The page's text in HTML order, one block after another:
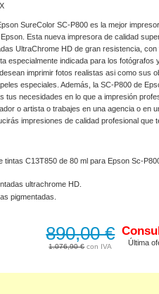
SureColor SC-P800 es la mejor
Esta nueva impresora de calidad
UltraChrome HD de gran resistencia,
especialmente indicada para los fotógrafos
imprimir fotos realistas asi como sus
especiales. Además, la SC-P800 de
tus necesidades en lo que a impresión
o artista o trabajes en una agencia o en
impresiones de calidad profesional que
tintas C13T850 de 80 ml para Epson Sc-
ultrachrome HD.
pigmentadas.
1.076,90 €
890,00 € Última